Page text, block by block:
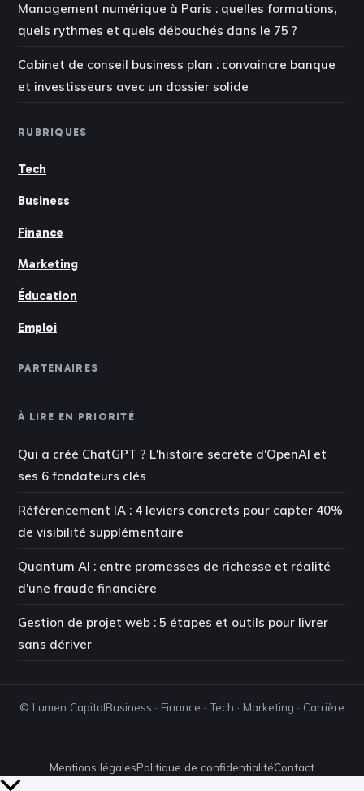
Management numérique à Paris : quelles formations,
quels rythmes et quels débouchés dans le 75 ?
Cabinet de conseil business plan : convaincre banque
et investisseurs avec un dossier solide
RUBRIQUES
Tech
Business
Finance
Marketing
Éducation
Emploi
PARTENAIRES
À LIRE EN PRIORITÉ
Qui a créé ChatGPT ? L'histoire secrète d'OpenAI et
ses 6 fondateurs clés
Référencement IA : 4 leviers concrets pour capter 40%
de visibilité supplémentaire
Quantum AI : entre promesses de richesse et réalité
d'une fraude financière
Gestion de projet web : 5 étapes et outils pour livrer
sans dériver
© Lumen CapitalBusiness · Finance · Tech · Marketing · Carrière
Mentions légalesPolitique de confidentialitéContact